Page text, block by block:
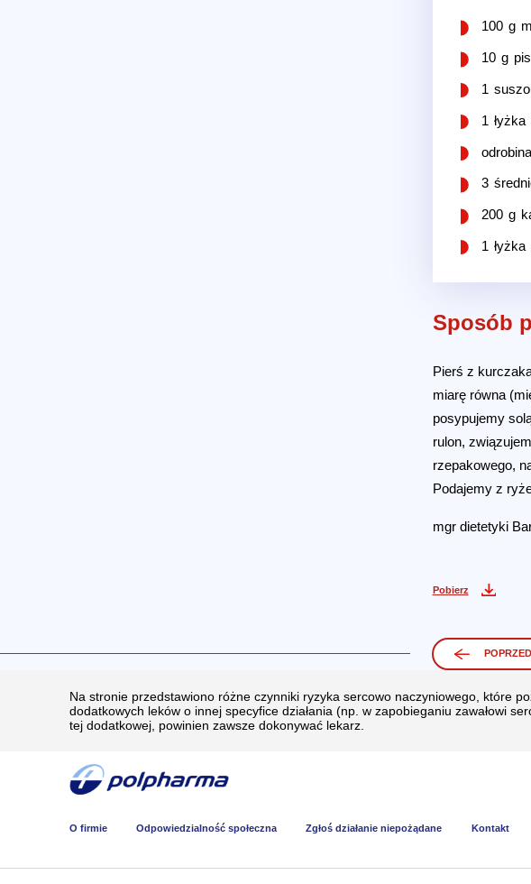
100 g
10 g
1
1
3
200 g
1
Sposób
Pierś z
miarę równa
posypujemy
rulon,
rzepakowego,
Podajemy z
mgr dietetyki
Pobierz
Na stronie przedstawiono różne czynniki ryzyka sercowo naczyniowego, które
dodatkowych leków o innej specyfice działania (np. w zapobieganiu zawałowi
tej dodatkowej, powinien zawsze dokonywać lekarz.
O firmie Odpowiedzialność społeczna Zgłoś działanie niepożądane Kontakt